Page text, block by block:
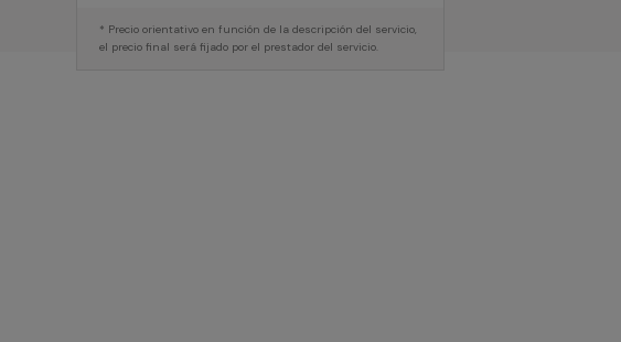
* Precio orientativo en función de la descripción del servicio,
el precio final será fijado por el prestador del servicio.